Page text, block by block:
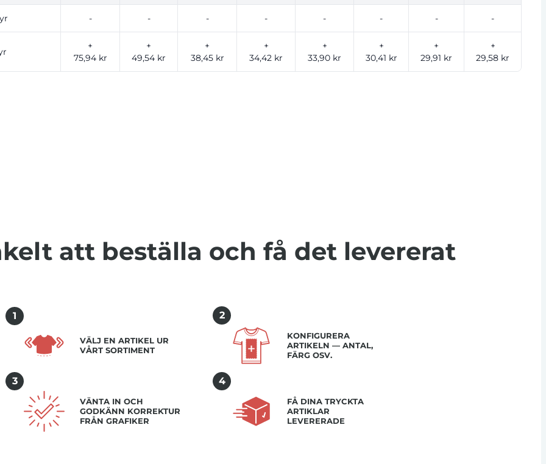
- - - - - - - -
+
75,94 kr
+
49,54 kr
+
38,45 kr
+
34,42 kr
+
33,90 kr
+
30,41 kr
+
29,91 kr
+
29,58 kr
att beställa och få det levererat
1
VÄLJ EN ARTIKEL UR
VÅRT SORTIMENT
2
KONFIGURERA
ARTIKELN — ANTAL,
FÄRG OSV.
3
VÄNTA IN OCH
GODKÄNN KORREKTUR
FRÅN GRAFIKER
4
FÅ DINA TRYCKTA
ARTIKLAR
LEVERERADE